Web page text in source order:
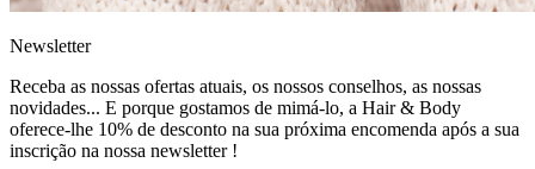
Newsletter
Receba as nossas ofertas atuais, os nossos conselhos, as nossas
novidades... E porque gostamos de mimá-lo, a Hair & Body
oferece-lhe 10% de desconto na sua próxima encomenda após a sua
inscrição na nossa newsletter !